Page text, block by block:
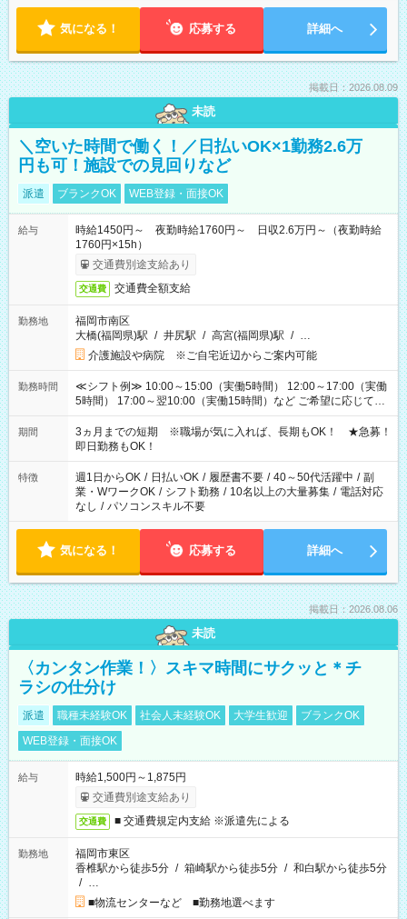
気になる！ 応募する 詳細へ
掲載日：2026.08.09
未読
＼空いた時間で働く！／日払いOK×1勤務2.6万
円も可！施設での見回りなど
派遣 ブランクOK WEB登録・面接OK
給与
時給1450円～ 夜勤時給1760円～ 日収2.6万円～（夜勤時給
1760円×15h）
交通費別途支給あり
交通費 交通費全額支給
勤務地
福岡市南区
大橋(福岡県)駅 / 井尻駅 / 高宮(福岡県)駅 / …
介護施設や病院 ※ご自宅近辺からご案内可能
勤務時間
≪シフト例≫ 10:00～15:00（実働5時間） 12:00～17:00（実働
5時間） 17:00～翌10:00（実働15時間）など ご希望に応じて、
働く時間は調整できます！ お気軽に担当へ相談ください！
期間
3ヵ月までの短期 ※職場が気に入れば、長期もOK！ ★急募！
即日勤務もOK！
特徴 週1日からOK / 日払いOK / 履歴書不要 / 40～50代活躍中 / 副
業・WワークOK / シフト勤務 / 10名以上の大量募集 / 電話対応
なし / パソコンスキル不要
気になる！ 応募する 詳細へ
掲載日：2026.08.06
未読
〈カンタン作業！〉スキマ時間にサクッと＊チ
ラシの仕分け
派遣 職種未経験OK 社会人未経験OK 大学生歓迎
ブランクOK
WEB登録・面接OK
給与
時給1,500円～1,875円
交通費別途支給あり
交通費 ■ 交通費規定内支給 ※派遣先による
勤務地
福岡市東区
香椎駅から徒歩5分 / 箱崎駅から徒歩5分 / 和白駅から徒歩5分
/ …
■物流センターなど ■勤務地選べます